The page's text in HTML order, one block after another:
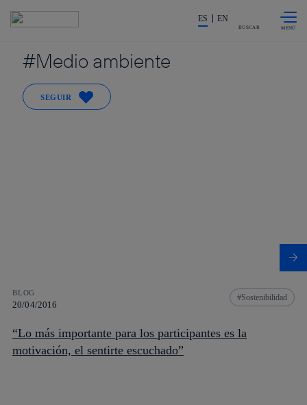
La acción en accionistas e
ES EN
BUSCAR
Medio ambiente
SEGUIR
BLOG
20/04/2016
Sostenibilidad
“Lo más importante para los participantes es la
motivación, el sentirte escuchado”